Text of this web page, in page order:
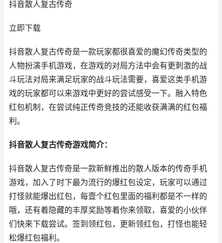
抖音散人复古传奇
立即下载
抖音散人复古传奇是一款玩家都很喜爱的魔幻传奇类型的
人物扮演手机游戏，在游戏的对局方法中会有更刺激的战
斗玩法对局来满足玩家的战斗玩法需要，喜爱这类手机游
戏的玩家都可以来游戏中更好的尝试感受一下。融入特色
红包机制，在尝试纯正传奇竞技的还能收获满满的红包福
利。
抖音散人复古传奇游戏简介：
抖音散人复古传奇是一款新鲜推出的散人版本的传奇手机
游戏，加入了时下最为流行的爆红包设定，玩家可以通过
打怪就能爆出红包，每壹个红包里面的福利都是不一样的
哦，还有着隐藏的丰厚奖励等着你来领取，喜爱的小伙伴
们快来下载尝试。签到领红包，更新领红包，打怪也能轻
松爆红包福利。